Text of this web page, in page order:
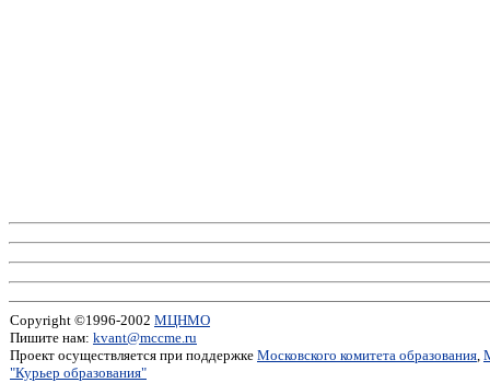
Copyright ©1996-2002 МЦНМО
Пишите нам: kvant@mccme.ru
Проект осуществляется при поддержке Московского комитета образования,
"Курьер образования"